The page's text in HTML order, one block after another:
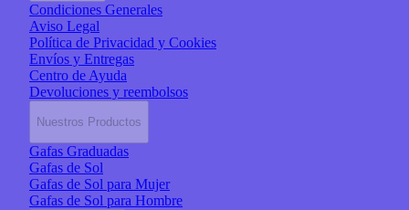
Condiciones Generales
Aviso Legal
Política de Privacidad y Cookies
Envíos y Entregas
Centro de Ayuda
Devoluciones y reembolsos
Nuestros Productos
Gafas Graduadas
Gafas de Sol
Gafas de Sol para Mujer
Gafas de Sol para Hombre